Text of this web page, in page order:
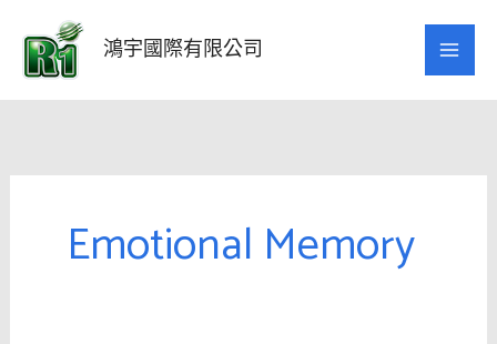
要
鴻宇國際有限公司
Emotional Memory